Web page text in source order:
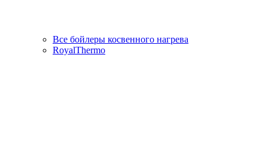
Все бойлеры косвенного нагрева
RoyalThermo